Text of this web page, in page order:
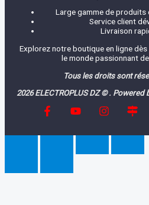
Large gamme de produits
Service client
Livraison
Explorez notre boutique en ligne
le monde passionnant
Tous les droits sont
2026 ELECTROPLUS DZ © . Powered